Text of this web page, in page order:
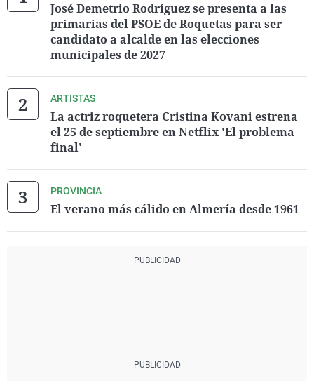
José Demetrio Rodríguez se presenta a las
primarias del PSOE de Roquetas para ser
candidato a alcalde en las elecciones
municipales de 2027
ARTISTAS
La actriz roquetera Cristina Kovani estrena
el 25 de septiembre en Netflix 'El problema
final'
PROVINCIA
El verano más cálido en Almería desde 1961